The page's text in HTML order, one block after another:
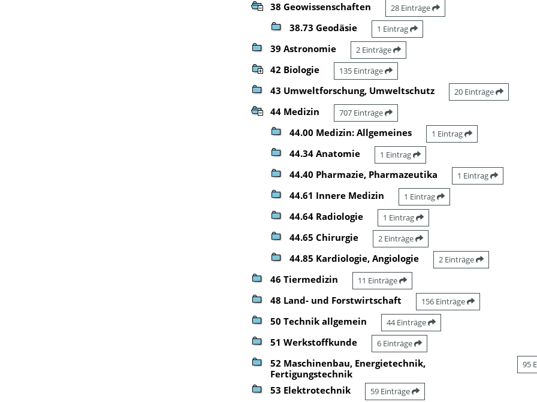
38 Geowissenschaften 28 Einträge
38.73 Geodäsie 1 Eintrag
39 Astronomie 2 Einträge
42 Biologie 135 Einträge
43 Umweltforschung, Umweltschutz 20 Einträge
44 Medizin 707 Einträge
44.00 Medizin: Allgemeines 1 Eintrag
44.34 Anatomie 1 Eintrag
44.40 Pharmazie, Pharmazeutika 1 Eintrag
44.61 Innere Medizin 1 Eintrag
44.64 Radiologie 1 Eintrag
44.65 Chirurgie 2 Einträge
44.85 Kardiologie, Angiologie 2 Einträge
46 Tiermedizin 11 Einträge
48 Land- und Forstwirtschaft 156 Einträge
50 Technik allgemein 44 Einträge
51 Werkstoffkunde 6 Einträge
52 Maschinenbau, Energietechnik,
Fertigungstechnik
95
53 Elektrotechnik 59 Einträge